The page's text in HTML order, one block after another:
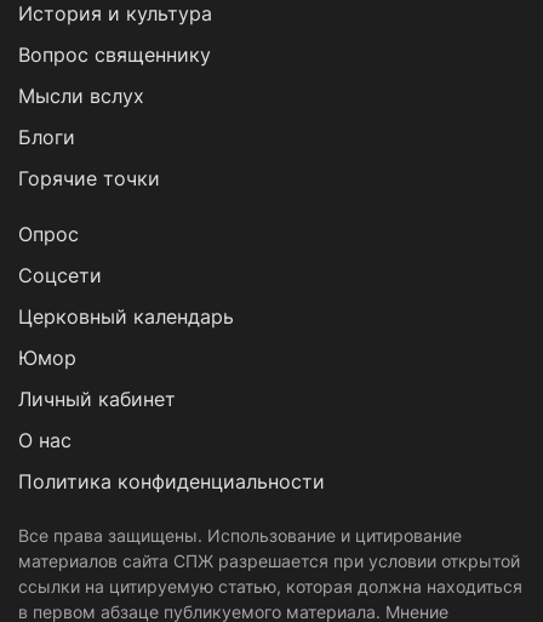
История и культура
Вопрос священнику
Мысли вслух
Блоги
Горячие точки
Опрос
Cоцсети
Церковный календарь
Юмор
Личный кабинет
О нас
Политика конфиденциальности
Все права защищены. Использование и цитирование
материалов сайта СПЖ разрешается при условии открытой
ссылки на цитируемую статью, которая должна находиться
в первом абзаце публикуемого материала. Мнение